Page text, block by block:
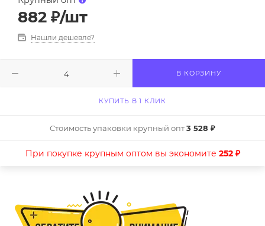
882 ₽/шт
Нашли дешевле?
В КОРЗИНУ
КУПИТЬ В 1 КЛИК
Стоимость упаковки крупный опт3 528 ₽
При покупке крупным оптом вы экономите 252 ₽